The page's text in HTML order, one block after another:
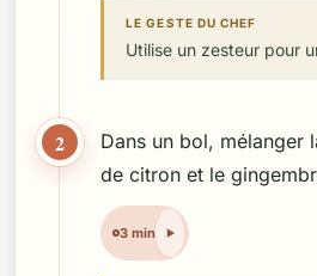
LE GESTE DU CHEF
Utilise un zesteur pour
2
Dans un bol, mélanger
de citron et le
3 min